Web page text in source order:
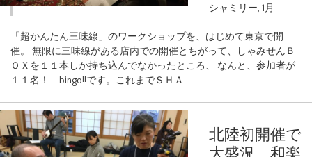
シャミリー, 1月
「超かんたん三味線」のワークショップを、はじめて東京で開
催。 無限に三味線がある店内での開催とちがって、しゃみせんＢ
ＯＸを１１本しか持ち込んでなかったところ、 なんと、参加者が
１１名！ bingo!!です。これまでＳＨＡ…
北陸初開催で
大盛況、和楽